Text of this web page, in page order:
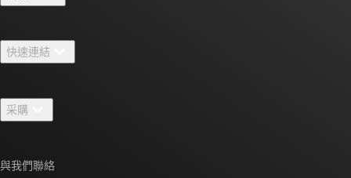
人才招募
新聞室
活動
快速連結
TI E2E™ 設計支援論壇
交互參考搜索
采購
與我們聯絡